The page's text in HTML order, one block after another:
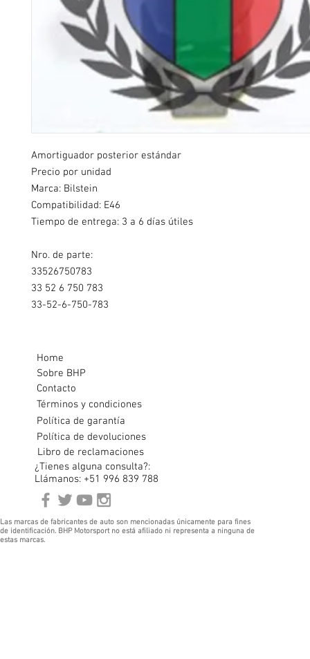
Amortiguador posterior estándar
Precio por unidad
Marca: Bilstein
Compatibilidad: E46
Tiempo de entrega: 3 a 6 días útiles
Nro. de parte:
33526750783
33 52 6 750 783
33-52-6-750-783
Home
Sobre BHP
Contacto
Términos y condiciones
Política de garantía
Política de devoluciones
Libro de reclamaciones
¿Tienes alguna consulta?:
Llámanos: +51 996 839 788
Las marcas de fabricantes de auto son mencionadas únicamente para fines
de identificación. BHP Motorsport no está afiliado ni representa a ninguna de
estas marcas.